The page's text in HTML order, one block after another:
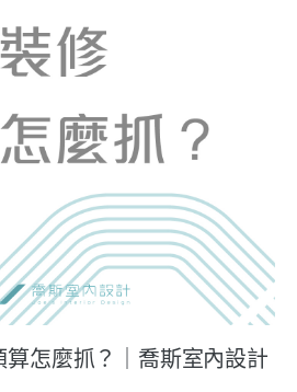
怎麼抓？｜喬斯室內設計